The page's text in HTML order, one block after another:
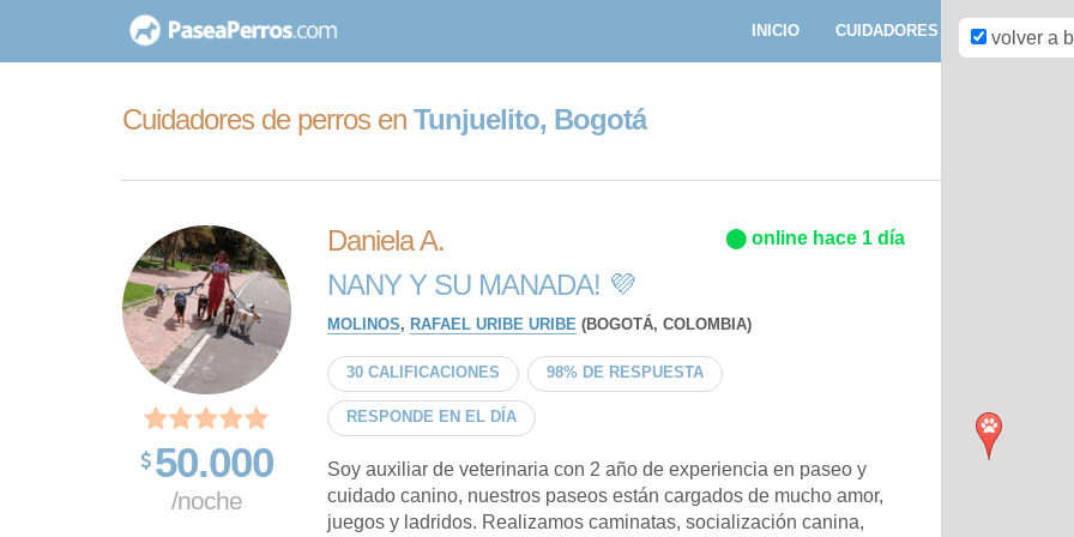
contenido
INICIO CUIDADORES
Cuidadores de perros en Tunjuelito, Bogotá
50.000
/noche
Daniela A. ⬤ online hace 1 día
NANY Y SU MANADA! 💜
MOLINOS, RAFAEL URIBE URIBE(BOGOTÁ, COLOMBIA)
30 CALIFICACIONES 98% DE RESPUESTA
RESPONDE EN EL DÍA
Soy auxiliar de veterinaria con 2 año de experiencia en paseo y
cuidado canino, nuestros paseos están cargados de mucho amor,
juegos y ladridos. Realizamos caminatas, socialización canina,
volver a